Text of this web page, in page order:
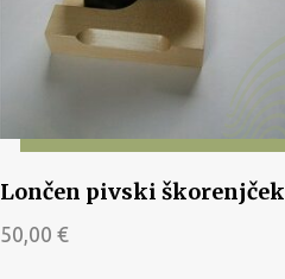
Lončen pivski škorenjček
50,00 €